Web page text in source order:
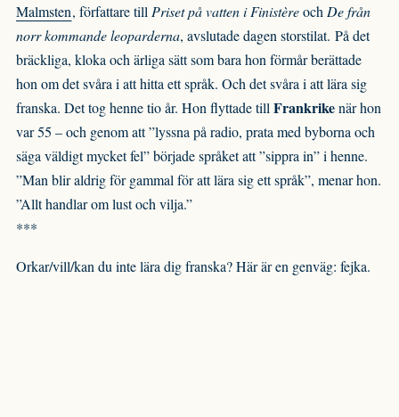
Malmsten, författare till Priset på vatten i Finistèreoch De från
norr kommande leoparderna, avslutade dagen storstilat. På det
bräckliga, kloka och ärliga sätt som bara hon förmår berättade
hon om det svåra i att hitta ett språk. Och det svåra i att lära sig
franska. Det tog henne tio år. Hon flyttade till Frankrikenär hon
var 55 – och genom att ”lyssna på radio, prata med byborna och
säga väldigt mycket fel” började språket att ”sippra in” i henne.
”Man blir aldrig för gammal för att lära sig ett språk”, menar hon.
”Allt handlar om lust och vilja.”
***
Orkar/vill/kan du inte lära dig franska? Här är en genväg: fejka.